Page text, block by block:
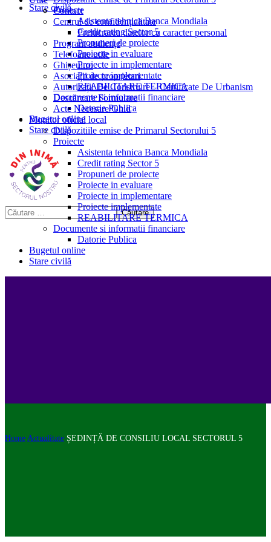
Stare civilă
Proiecte
Asistenta tehnica Banca Mondiala
Credit rating Sector 5
Propuneri de proiecte
Proiecte in evaluare
Proiecte in implementare
Proiecte implementate
REABILITARE TERMICA
Documente si informatii financiare
Datorie Publica
Bugetul online
Stare civilă
Contact
Centrul de confidențialitate
Prelucrarea datelor cu caracter personal
Program audiențe
Telefoane utile
Ghișeul.ro
Asociații de proprietari
Autorizații De Construire – Certificate De Urbanism
Descărcare Formulare
Acte Necesare/Ghid
Monitor oficial local
Dispozitiile emise de Primarul Sectorului 5
Proiecte
Asistenta tehnica Banca Mondiala
Credit rating Sector 5
Propuneri de proiecte
Proiecte in evaluare
Proiecte in implementare
Proiecte implementate
REABILITARE TERMICA
Documente si informatii financiare
Datorie Publica
Bugetul online
Stare civilă
Home Actualitate ȘEDINȚĂ DE CONSILIU LOCAL SECTORUL 5